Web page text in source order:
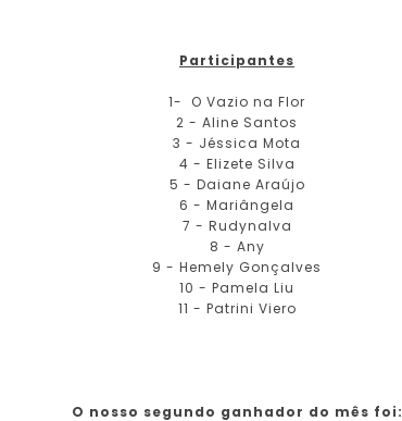
Participantes
1- O Vazio na Flor
2 - Aline Santos
3 - Jéssica Mota
4 - Elizete Silva
5 - Daiane Araújo
6 - Mariângela
7 - Rudynalva
8 - Any
9 - Hemely Gonçalves
10 - Pamela Liu
11 - Patrini Viero
O nosso segundo ganhador do mês foi: